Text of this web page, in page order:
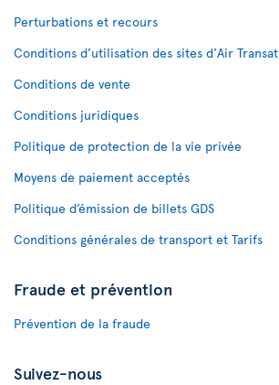
Perturbations et recours
Conditions d’utilisation des sites d'Air Transat
Conditions de vente
Conditions juridiques
Politique de protection de la vie privée
Moyens de paiement acceptés
Politique d’émission de billets GDS
Conditions générales de transport et Tarifs
Fraude et prévention
Prévention de la fraude
Suivez-nous